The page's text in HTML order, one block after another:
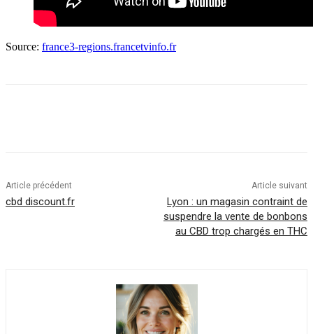
Source: france3-regions.francetvinfo.fr
Article précédent
cbd discount.fr
Article suivant
Lyon : un magasin contraint de
suspendre la vente de bonbons
au CBD trop chargés en THC